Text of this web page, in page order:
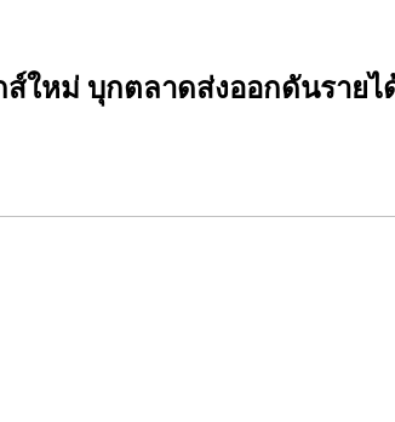
หม่ บุกตลาดส่งออกดันรายได้